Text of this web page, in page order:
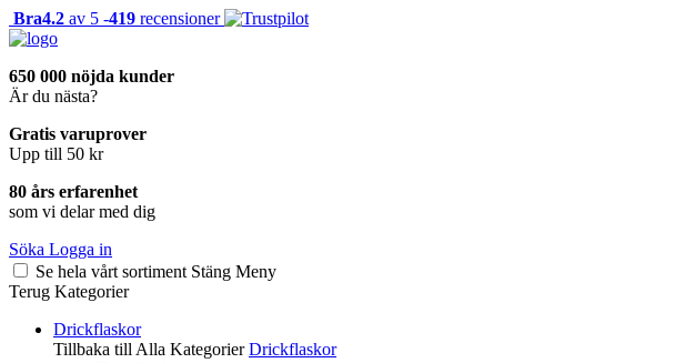
Bra4.2 av 5 -419 recensioner
650 000 nöjda kunder
Är du nästa?
Gratis varuprover
Upp till 50 kr
80 års erfarenhet
som vi delar med dig
Söka Logga in
Se hela vårt sortiment Stäng Meny
Terug Kategorier
Drickflaskor
Tillbaka till Alla Kategorier Drickflaskor